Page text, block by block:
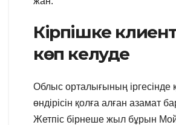
Кірпішке
көп келуде
Облыс орталығының іргесінде
өндірісін қолға алған азамат
Жетпіс бірнеше жыл бұрын